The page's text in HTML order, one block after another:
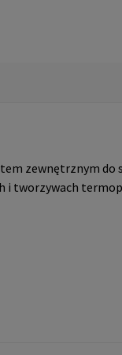
zewnętrznym
i tworzywach